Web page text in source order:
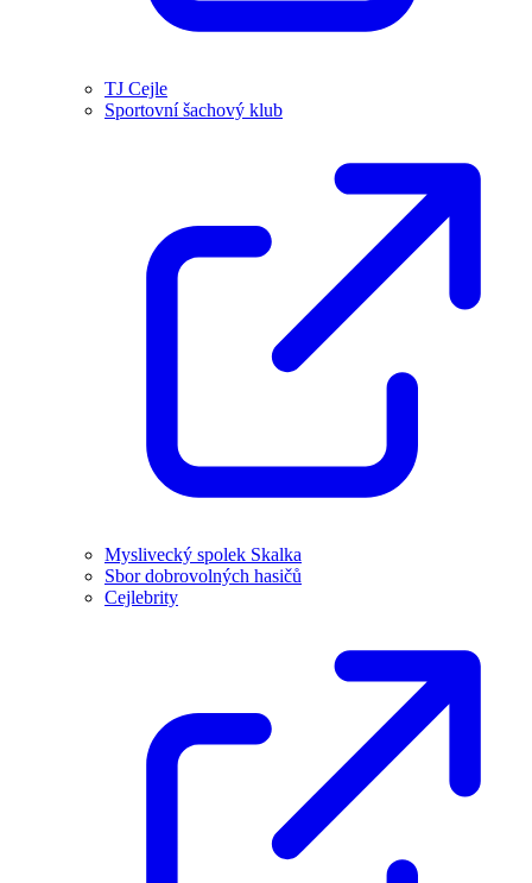
TJ Cejle
Sportovní šachový klub
Myslivecký spolek Skalka
Sbor dobrovolných hasičů
Cejlebrity